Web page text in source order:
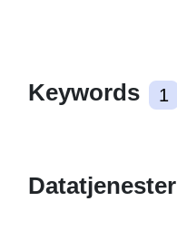
Keywords 1
Datatjenester